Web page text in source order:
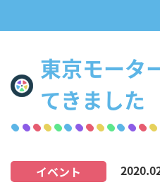
東京モータ
てきました
イベント